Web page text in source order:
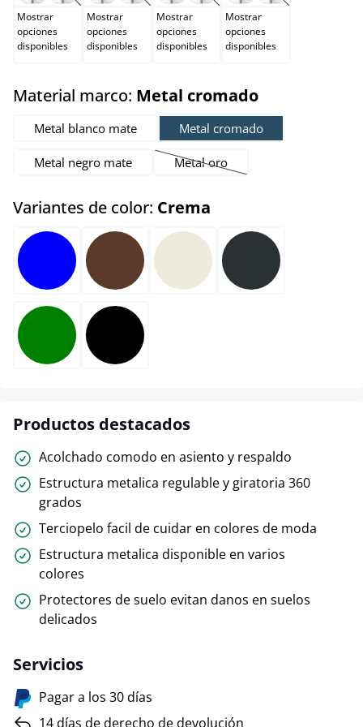
Mostrar
opciones
disponibles
Mostrar
opciones
disponibles
Mostrar
opciones
disponibles
Mostrar
opciones
disponibles
Material marco: Metal cromadoselect
Metal blanco mate Metal cromado
Metal negro mate Metal oro
(Esta opción no está disponible
Variantes de color: Crema
Marrón Crema Gris oscuro
Verde Negro
Productos destacados
Acolchado comodo en asiento y respaldo
Estructura metalica regulable y giratoria 360
grados
Terciopelo facil de cuidar en colores de moda
Estructura metalica disponible en varios
colores
Protectores de suelo evitan danos en suelos
delicados
Servicios
Pagar a los 30 días
14 días de derecho de devolución